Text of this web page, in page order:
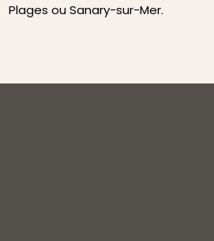
Plages ou Sanary-sur-Mer.